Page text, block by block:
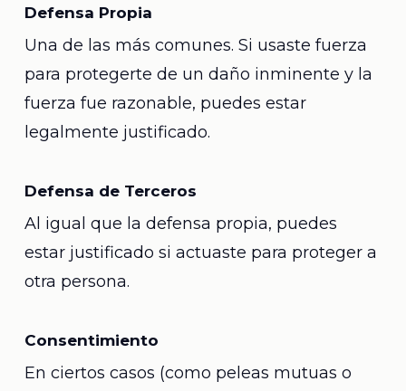
Defensa Propia
Una de las más comunes. Si usaste fuerza
para protegerte de un daño inminente y la
fuerza fue razonable, puedes estar
legalmente justificado.
Defensa de Terceros
Al igual que la defensa propia, puedes
estar justificado si actuaste para proteger a
otra persona.
Consentimiento
En ciertos casos (como peleas mutuas o